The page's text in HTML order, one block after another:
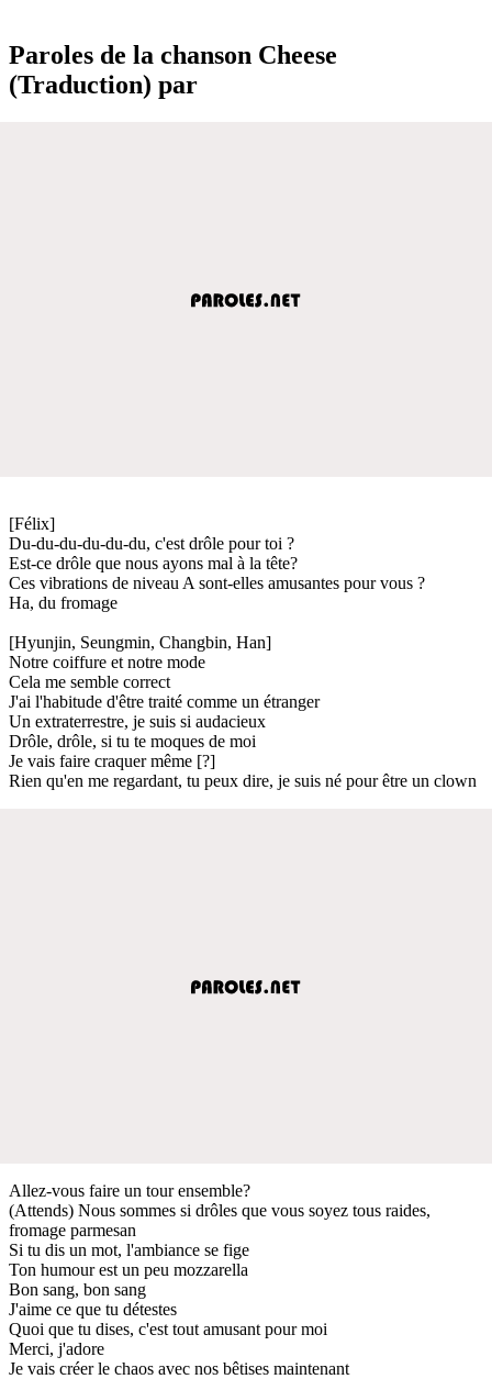
Paroles de la chanson Cheese
(Traduction) par
[Félix]
Du-du-du-du-du-du, c'est drôle pour toi ?
Est-ce drôle que nous ayons mal à la tête?
Ces vibrations de niveau A sont-elles amusantes pour vous ?
Ha, du fromage
[Hyunjin, Seungmin, Changbin, Han]
Notre coiffure et notre mode
Cela me semble correct
J'ai l'habitude d'être traité comme un étranger
Un extraterrestre, je suis si audacieux
Drôle, drôle, si tu te moques de moi
Je vais faire craquer même [?]
Rien qu'en me regardant, tu peux dire, je suis né pour être un clown
Allez-vous faire un tour ensemble?
(Attends) Nous sommes si drôles que vous soyez tous raides,
fromage parmesan
Si tu dis un mot, l'ambiance se fige
Ton humour est un peu mozzarella
Bon sang, bon sang
J'aime ce que tu détestes
Quoi que tu dises, c'est tout amusant pour moi
Merci, j'adore
Je vais créer le chaos avec nos bêtises maintenant